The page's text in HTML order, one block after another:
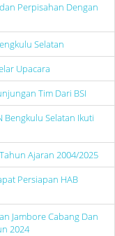
Perpisahan Dengan
Selatan
Upacara
Tim Dari BSI
Selatan Ikuti
Ajaran 2004/2025
Persiapan HAB
Jambore Cabang Dan
2024